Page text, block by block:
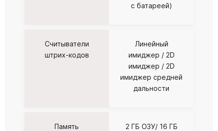
с батареей)
Считыватели
штрих-кодов
Линейный
имиджер / 2D
имиджер / 2D
имиджер средней
дальности
Память
2 ГБ ОЗУ/ 16 ГБ